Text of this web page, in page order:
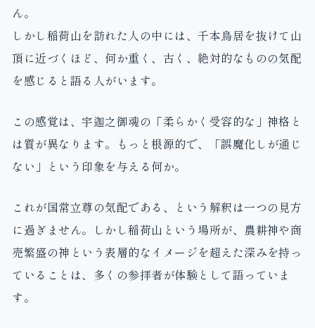
ん。
しかし稲荷山を訪れた人の中には、千本鳥居を抜けて山
頂に近づくほど、何か重く、古く、絶対的なものの気配
を感じると語る人がいます。
この感覚は、宇迦之御魂の「柔らかく受容的な」神格と
は質が異なります。もっと根源的で、「誤魔化しが通じ
ない」という印象を与える何か。
これが国常立尊の気配である、という解釈は一つの見方
に過ぎません。しかし稲荷山という場所が、農耕神や商
売繁盛の神という表層的なイメージを超えた深みを持っ
ていることは、多くの参拝者が体験として語っていま
す。